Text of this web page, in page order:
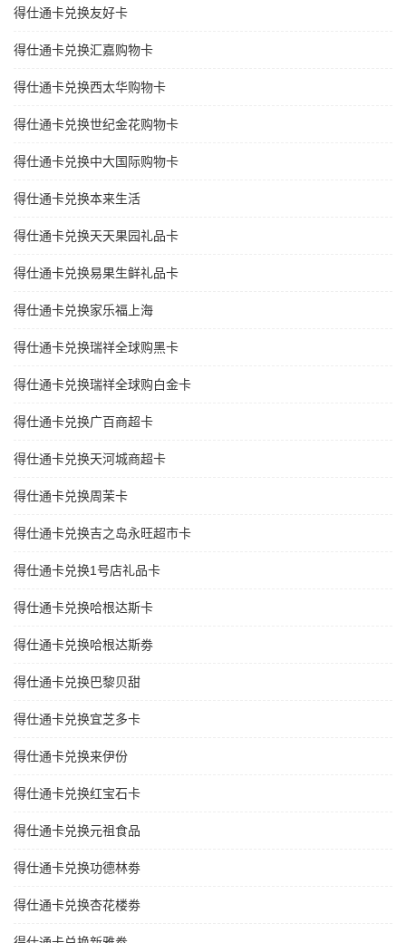
得仕通卡兑换友好卡
得仕通卡兑换汇嘉购物卡
得仕通卡兑换西太华购物卡
得仕通卡兑换世纪金花购物卡
得仕通卡兑换中大国际购物卡
得仕通卡兑换本来生活
得仕通卡兑换天天果园礼品卡
得仕通卡兑换易果生鲜礼品卡
得仕通卡兑换家乐福上海
得仕通卡兑换瑞祥全球购黑卡
得仕通卡兑换瑞祥全球购白金卡
得仕通卡兑换广百商超卡
得仕通卡兑换天河城商超卡
得仕通卡兑换周茉卡
得仕通卡兑换吉之岛永旺超市卡
得仕通卡兑换1号店礼品卡
得仕通卡兑换哈根达斯卡
得仕通卡兑换哈根达斯劵
得仕通卡兑换巴黎贝甜
得仕通卡兑换宜芝多卡
得仕通卡兑换来伊份
得仕通卡兑换红宝石卡
得仕通卡兑换元祖食品
得仕通卡兑换功德林劵
得仕通卡兑换杏花楼劵